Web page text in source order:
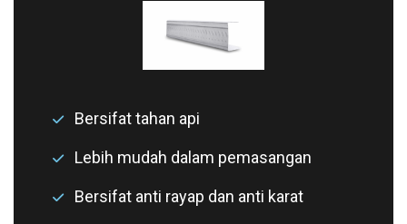
Bersifat tahan api
Lebih mudah dalam pemasangan
Bersifat anti rayap dan anti karat